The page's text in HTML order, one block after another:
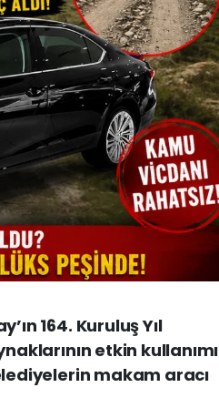
164. Kuruluş Yıl
etkin kullanımı
makam aracı